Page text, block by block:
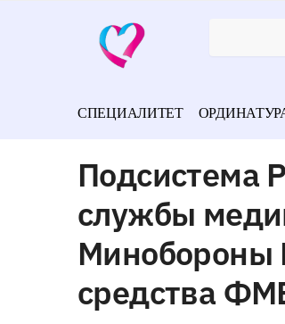
СПЕЦИАЛИТЕТ
Подсистема
службы
Минобороны
средства